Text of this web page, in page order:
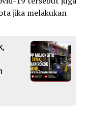
jika melakukan